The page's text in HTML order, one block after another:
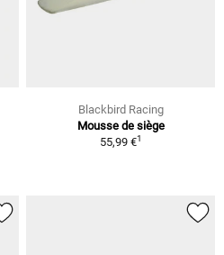
Blackbird Racing
Mousse de siège
55,99 €1